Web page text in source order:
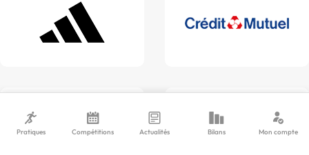
Pratiques Compétitions Actualités Bilans Mon compte